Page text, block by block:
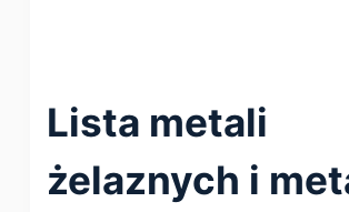
Lista metali
żelaznych i